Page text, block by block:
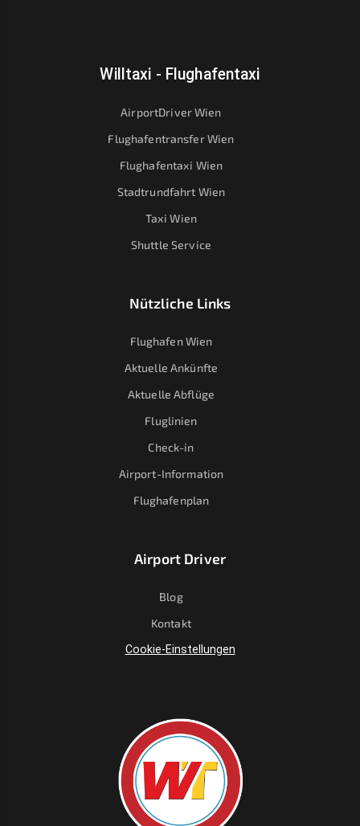
Willtaxi - Flughafentaxi
AirportDriver Wien
Flughafentransfer Wien
Flughafentaxi Wien
Stadtrundfahrt Wien
Taxi Wien
Shuttle Service
Nützliche Links
Flughafen Wien
Aktuelle Ankünfte
Aktuelle Abflüge
Fluglinien
Check-in
Airport-Information
Flughafenplan
Airport Driver
Blog
Kontakt
Cookie-Einstellungen